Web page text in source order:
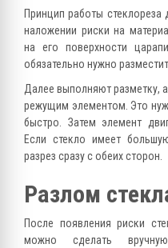
Принцип работы стеклореза
наложении риски на
на его поверхности
обязательно нужно
Далее выполняют разметку,
режущим элементом. Это
быстро. Затем элемент
Если стекло имеет
разрез сразу с обеих сторон.
Разлом
После появления риски
можно сделать